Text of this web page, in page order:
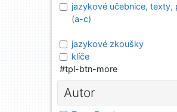
jazykové učebnice, texty,
(a-c)
jazykové zkoušky
klíče
#tpl-btn-more
Autor